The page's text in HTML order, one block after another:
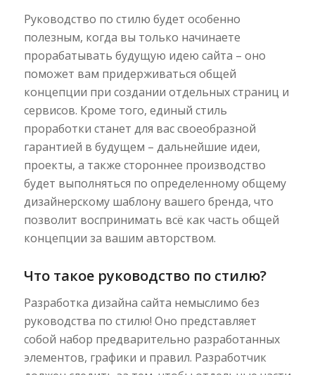
Руководство по стилю будет особенно
полезным, когда вы только начинаете
прорабатывать будущую идею сайта – оно
поможет вам придерживаться общей
концепции при создании отдельных страниц и
сервисов. Кроме того, единый стиль
проработки станет для вас своеобразной
гарантией в будущем – дальнейшие идеи,
проекты, а также стороннее производство
будет выполняться по определенному общему
дизайнерскому шаблону вашего бренда, что
позволит воспринимать всё как часть общей
концепции за вашим авторством.
Что такое руководство по стилю?
Разработка дизайна сайта немыслимо без
руководства по стилю! Оно представляет
собой набор предварительно разработанных
элементов, графики и правил. Разработчик